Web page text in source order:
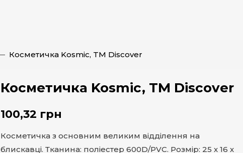
Косметичка Kosmic, TM Discover
Косметичка Kosmic, TM Discover
100,32 грн
Косметичка з основним великим відділення на
блискавці. Тканина: поліестер 600D/PVC. Розмір: 25 х 16 х